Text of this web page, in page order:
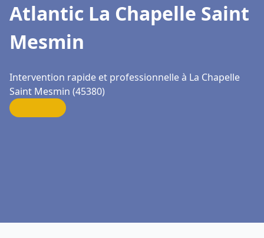
Atlantic La Chapelle Saint
Mesmin
Intervention rapide et professionnelle à La Chapelle
Saint Mesmin (45380)